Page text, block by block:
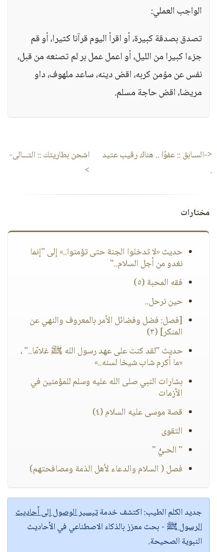
الواجب العملي:
تصدق بصدقة كبيرة، أو اقرأ اليوم قرآنا كثيرا، أو قم
جزءا كبيرا من الليل، أو اعمل عمل بر لم تصنعه من قبل،
نفس عن مؤمن كربه، اقض دينه، ساعد ملهوف، داو
مريضا، اقض حاجة مسلم.
<-السـابق ::عفوًا .. هناك رقيب عتيد
.
اشحن بطاريتك :: التـــالى-
>
مختارات
حديث «لا تدخلوا الجنة حتى تؤمنوا..» إلى "إنما
نغدو من أجل السلام.."
فقه المحبة (٥)
حين نرحل..
[فصل: فضل وفضائل الأمر بالمعروف والنهي عن
المنكر] (٣)
حديث "لقد كنت على عهد رسول الله ﷺ غلامًا.." ،
«ما أكرم شاب شيخا لسنه..»
بشارات النبي صلى الله عليه وسلم للمؤمنين في
الأزمات
قصة موسى عليه السلام (٤)
التقوى
" الحـيُّ "
فصل ( السلام والدعاء لأهل الذمة ومصافحتهم)
جديد الكلم الطيب:اكتشف خدمةتيسير الوصول إلى أحاديث
الرسول ﷺ - بحث معزز بالذكاء الاصطناعي في الأحاديث
النبوية الصحيحة.